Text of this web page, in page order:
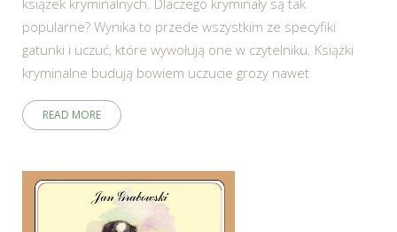
popularne? Wynika to przede wszystkim ze specyfiki
gatunki i uczuć, które wywołują one w czytelniku. Książki
kryminalne budują bowiem uczucie grozy nawet
READ MORE